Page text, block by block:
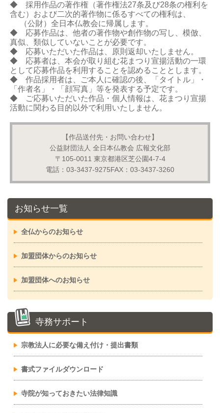
◆ 採用作品の著作権（著作権法27条及び28条の権利を
含む）および二次的著作物に係るすべての権利は、
（公財）全日本仏教会に帰属します。
◆ 応募作品は、他者の著作物や創作物の写し、模倣、
真似、類似していないことが必要です。
◆ 応募いただいた作品は、原則返却いたしません。
◆ 応募者は、本会が取り組む花まつり宣揚活動の一環
として応募作品を利用することを認めることとします。
◆ 作品採用者は、ご本人に確認の後、「タイトル」・
「作者名」・「顔写真」等を発表する予定です。
◆ ご応募いただいた作品・個人情報は、花まつり宣揚
活動に関わる目的以外で利用いたしません。
【作品送付先・お問い合わせ】
公益財団法人 全日本仏教会 広報文化部
〒105-0011 東京都港区芝公園4-7-4
電話：03-3437-9275FAX：03-3437-3260
お知らせ一覧
全仏からのお知らせ
加盟団体からのお知らせ
加盟団体へのお知らせ
寺務サポート
宗教法人に必要な備え付け・提出書類
書式ファイルダウンロード
寺院が知っておきたい法律知識